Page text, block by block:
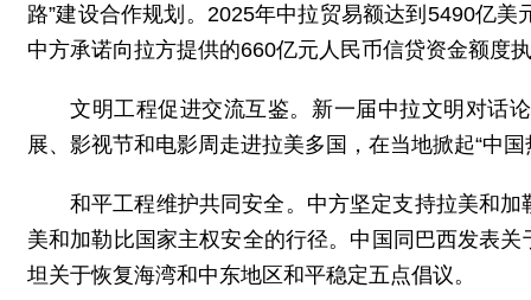
路”建设合作规划。2025年中拉贸易额达到5490亿
中方承诺向拉方提供的660亿元人民币信贷资金额度
文明工程促进交流互鉴。新一届中拉文明对话
展、影视节和电影周走进拉美多国，在当地掀起“中国
和平工程维护共同安全。中方坚定支持拉美和
美和加勒比国家主权安全的行径。中国同巴西发表
坦关于恢复海湾和中东地区和平稳定五点倡议。